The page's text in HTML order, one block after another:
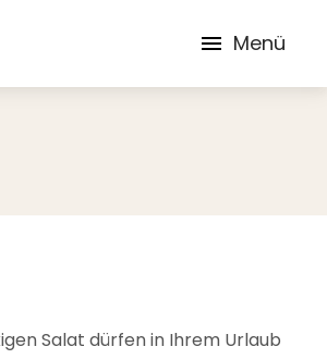
Menü
Salat dürfen in Ihrem Urlaub